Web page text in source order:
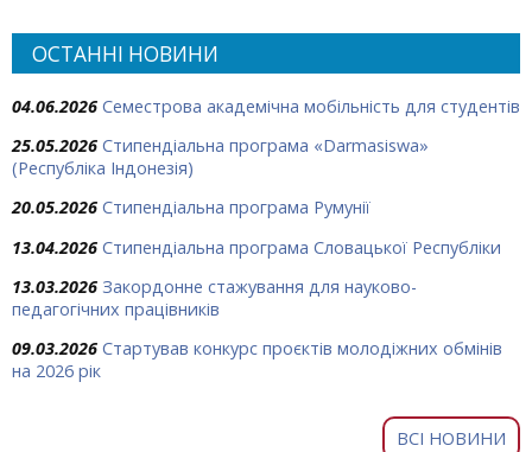
ОСТАННІ НОВИНИ
04.06.2026 Семестрова академічна мобільність для студентів
25.05.2026 Стипендіальна програма «Darmasiswa»
(Республіка Індонезія)
20.05.2026 Стипендіальна програма Румунії
13.04.2026 Стипендіальна програма Словацької Республіки
13.03.2026 Закордонне стажування для науково-
педагогічних працівників
09.03.2026 Стартував конкурс проєктів молодіжних обмінів
на 2026 рік
ВСІ НОВИНИ